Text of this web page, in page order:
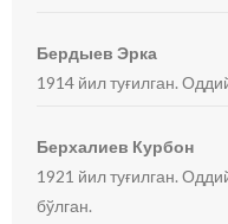
Бердыев Эрка
1914 йил туғилган.
Берхалиев Курбон
1921 йил туғилган.
бўлган.